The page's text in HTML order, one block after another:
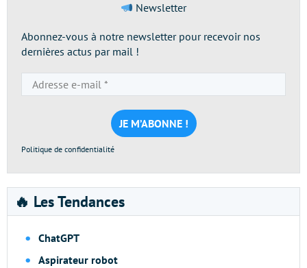
Newsletter
Abonnez-vous à notre newsletter pour recevoir nos
dernières actus par mail !
e-
mail
*
Politique de confidentialité
🔥 Les Tendances
ChatGPT
Aspirateur robot